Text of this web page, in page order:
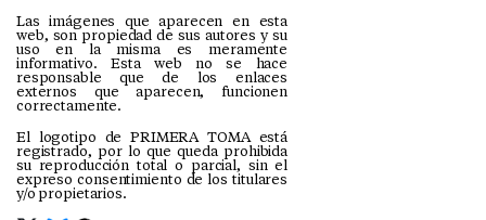
Las imágenes que aparecen en esta
web, son propiedad de sus autores y su
uso en la misma es meramente
informativo. Esta web no se hace
responsable que de los enlaces
externos que aparecen, funcionen
correctamente.
El logotipo de PRIMERA TOMA está
registrado, por lo que queda prohibida
su reproducción total o parcial, sin el
expreso consentimiento de los titulares
y/o propietarios.